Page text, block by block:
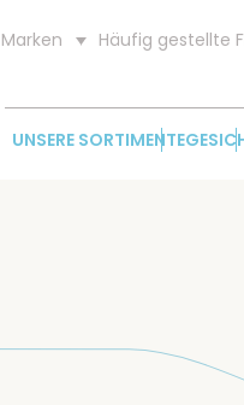
Häufig gestellte
UNSERE SORTIMENTE